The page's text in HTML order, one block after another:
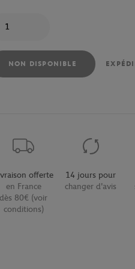
NON DISPONIBLE
offerte
en France
dès 80€ (voir
conditions)
14 jours pour
changer d'avis